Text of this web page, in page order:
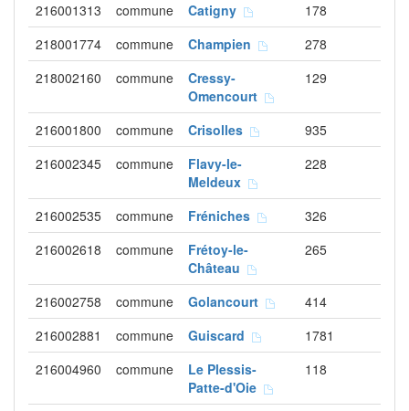
216001313
commune Catigny
178
218001774
commune Champien
278
218002160
commune
Cressy-
Omencourt
129
216001800 commune Crisolles
935
216002345
commune
Flavy-le-
Meldeux
228
216002535 commune Fréniches
326
216002618
commune
Frétoy-le-
Château
265
216002758 commune Golancourt
414
216002881
commune Guiscard
1781
216004960
commune
Le Plessis-
Patte-d'Oie
118